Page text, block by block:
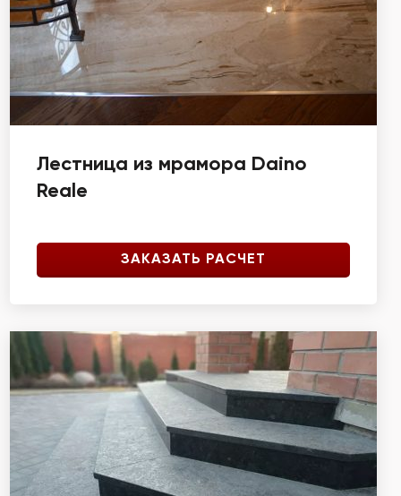
Лестница из мрамора Daino
Reale
ЗАКАЗАТЬ РАСЧЕТ